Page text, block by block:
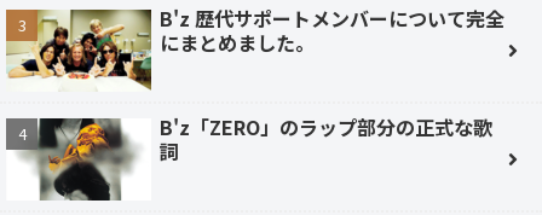
B'z 歴代サポートメンバーについて完全
にまとめました。
B'z「ZERO」のラップ部分の正式な歌
詞